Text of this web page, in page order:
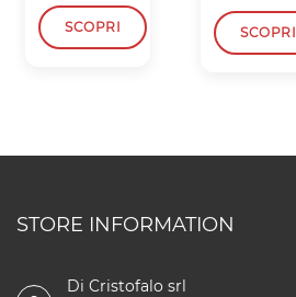
SCOPRI SCOPRI
STORE INFORMATION
Di Cristofalo srl